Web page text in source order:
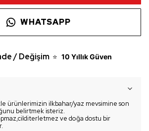
WHATSAPP
/ Değişim ⭐ 10 Yıllık Güven
ürünlerimizin ilkbahar/yaz mevsimine son
belirtmek isteriz.
ve doğa dostu bir